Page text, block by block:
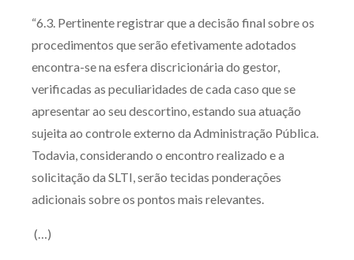
“6.3. Pertinente registrar que a decisão final sobre os
procedimentos que serão efetivamente adotados
encontra-se na esfera discricionária do gestor,
verificadas as peculiaridades de cada caso que se
apresentar ao seu descortino, estando sua atuação
sujeita ao controle externo da Administração Pública.
Todavia, considerando o encontro realizado e a
solicitação da SLTI, serão tecidas ponderações
adicionais sobre os pontos mais relevantes.
(…)